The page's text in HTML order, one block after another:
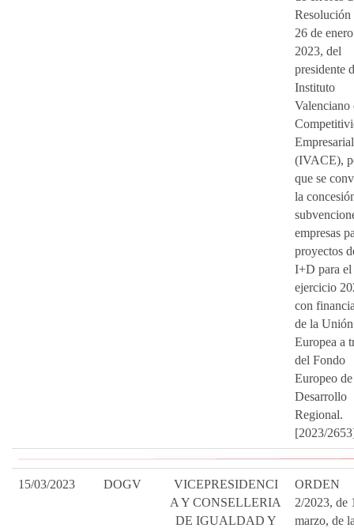
Resolución
26 de
2023, del
presidente
Instituto
Valenciano
Empresarial
(IVACE),
que se
la
empresas
proyectos
I+D para el
ejercicio
con
de la Unión
Europea a
del Fondo
Europeo de
Desarrollo
Regional.
[2023/
15/03/2023 DOGV
VICEPRESIDENCI
A Y CONSELLERIA
DE IGUALDAD Y
ORDEN
2/2023, de
marzo, de